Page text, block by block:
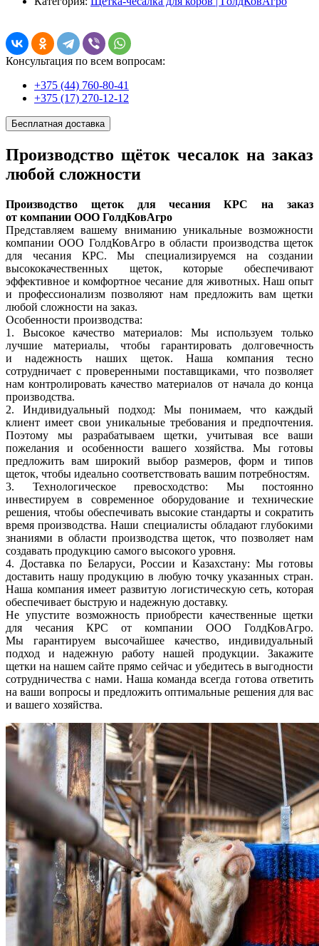
Консультация по всем вопросам:
+375 (44) 760-80-41
+375 (17) 270-12-12
Бесплатная доставка
Производство щёток чесалок на заказ
любой сложности
Производство щеток для чесания КРС на заказ
от компании ООО ГолдКовАгро
Представляем вашему вниманию уникальные возможности
компании ООО ГолдКовАгро в области производства щеток
для чесания КРС. Мы специализируемся на создании
высококачественных щеток, которые обеспечивают
эффективное и комфортное чесание для животных. Наш опыт
и профессионализм позволяют нам предложить вам щетки
любой сложности на заказ.
Особенности производства:
1. Высокое качество материалов: Мы используем только
лучшие материалы, чтобы гарантировать долговечность
и надежность наших щеток. Наша компания тесно
сотрудничает с проверенными поставщиками, что позволяет
нам контролировать качество материалов от начала до конца
производства.
2. Индивидуальный подход: Мы понимаем, что каждый
клиент имеет свои уникальные требования и предпочтения.
Поэтому мы разрабатываем щетки, учитывая все ваши
пожелания и особенности вашего хозяйства. Мы готовы
предложить вам широкий выбор размеров, форм и типов
щеток, чтобы идеально соответствовать вашим потребностям.
3. Технологическое превосходство: Мы постоянно
инвестируем в современное оборудование и технические
решения, чтобы обеспечивать высокие стандарты и сократить
время производства. Наши специалисты обладают глубокими
знаниями в области производства щеток, что позволяет нам
создавать продукцию самого высокого уровня.
4. Доставка по Беларуси, России и Казахстану: Мы готовы
доставить нашу продукцию в любую точку указанных стран.
Наша компания имеет развитую логистическую сеть, которая
обеспечивает быструю и надежную доставку.
Не упустите возможность приобрести качественные щетки
для чесания КРС от компании ООО ГолдКовАгро.
Мы гарантируем высочайшее качество, индивидуальный
подход и надежную работу нашей продукции. Закажите
щетки на нашем сайте прямо сейчас и убедитесь в выгодности
сотрудничества с нами. Наша команда всегда готова ответить
на ваши вопросы и предложить оптимальные решения для вас
и вашего хозяйства.